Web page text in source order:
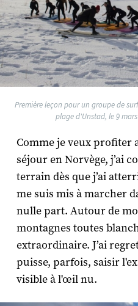
Première leçon pour un groupe de
plage d'Unstad, le 9 mars
Comme je veux profiter
séjour en Norvège, j’ai
terrain dès que j’ai
me suis mis à marcher
nulle part. Autour de
montagnes toutes
extraordinaire. J’ai
puisse, parfois, saisir
visible à l'œil nu.